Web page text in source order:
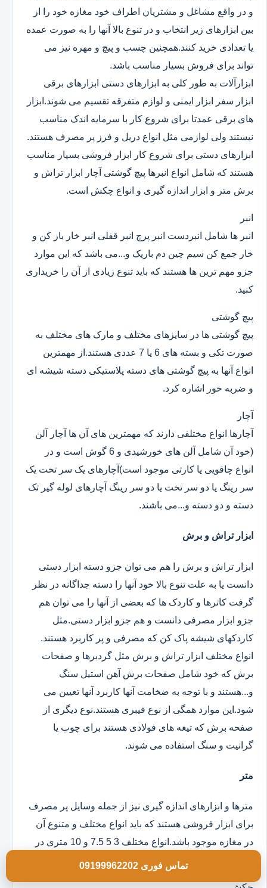
و در واقع مشاغل و مشتریان اطراف خود مغازه خود را از
بین ابزارهای زیر انتخاب و در تنوع بالا آنها را به صورت عمده
یا تعدادی خرید کنند.همچنین چسب و پیچ و مهره نیز می
تواند برای فروش بسیار مناسب باشد.
ابزارآلات به طور کلی به ابزارهای دستی ابزارهای برقی
ابزار سفر ابزار ایمنی و لوازم متفرقه تقسیم می شوند.ابزار
های برقی عمدتا برای شروع کار با سرمایه اندک مناسب
نیستند ولی لوازمی مثل انواع دریل و فرز پر مصرف هستند.
ابزارهای دستی برای شروع کار ابزار فروشی بسیار مناسب
هستند که شامل انواع انبرها پیچ گوشتی آچار ابزار تراش و
برش متر و ابزار اندازه گیری و انواع چکش است.
انبر
انبر ها شامل انبردست انبر پرچ انبر قفلی انبر خار باز کن و
خار جمع کن سیم چین دم باریک و...می باشد که این موارد
جزو مهم ترین ها هستند که باید تنوع زیادی از آن را خریداری
کنید.
پیچ گوشتی
پیچ گوشتی ها در سایزهای مختلف و مارک های مختلف به
صورت تکی و بسته های 6 یا 7 عددی هستند.از مهمترین
انواع آنها به پیچ گوشتی های دسته پلاستیکی دسته شیشه ای
و ضربه خور اشاره کرد.
آچار
آچارها انواع مختلفی دارند که مهمترین های آن ها آچار آلن
(خود آن شامل آلن های خورشیدی و 6 گوش است و در
انواع چاقویی یا کارتی موجود است)آچارهای یک سر تخت یک
سر رینگ یا دو سر تخت یا دو سر رینگ آچارهای لوله گیر تک
دسته و دو دسته و...می باشند.
ابزار تراش و برش
ابزار تراش و برش را هم می توان جزو دسته ابزار دستی
دانست یا به علت تنوع بالا خود آنها را دسته جداگانه در نظر
گرفت کاترها و کاردک ها که بعضی از آنها را می توان هم
جزو ابزار مصرفی دانست و هم جزو ابزار دستی.مثل
کاردکهای شیشه پاک کن که مصرفی و پر کاربرد هستند.
انواع مختلف ابزار تراش و برش مثل گردبرها و صفحات
برش که خود شامل صفحات برش آهن استیل سنگ
و...هستند و با توجه به ضخامت آنها کاربرد آنها تعیین می
شود.این موارد همگی از نوع فیبری هستند.نوع دیگری از
صفحه برش که تیغه های فولادی هستند برای چوب یا
گرانیت و سنگ استفاده می شوند.
متر
مترها و ابزارهای اندازه گیری نیز از جمله وسایل پر مصرف
برای ابزار فروشی هستند که باید انواع مختلف و متنوع آن
در مغازه موجود باشد.انواع مختلف 3 5 7.5 و 10 متری در
مدلهای روکش دار و ساده موجود است.
تماس فوری 09199962202